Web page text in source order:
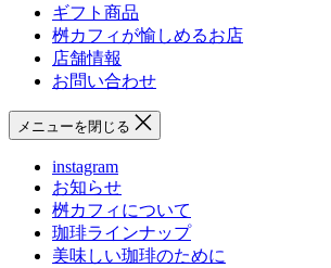
フ
ギフト商品
桝カフィが愉しめるお店
店舗情報
お問い合わせ
メニューを閉じる
instagram
お知らせ
桝カフィについて
珈琲ラインナップ
美味しい珈琲のために